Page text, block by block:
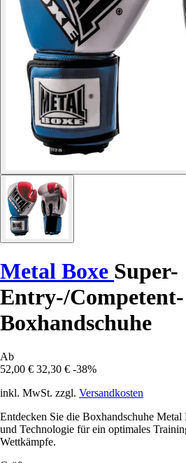
Metal Boxe Super-
Entry-/Competent-
Boxhandschuhe
Ab
52,00 € 32,30 € -38%
inkl. MwSt. zzgl. Versandkosten
Entdecken Sie die Boxhandschuhe
und Technologie für ein optimales
Wettkämpfe.